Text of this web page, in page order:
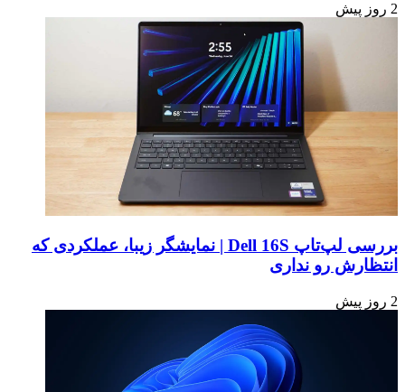
2 روز پیش
بررسی لپ‌تاپ Dell 16S | نمایشگر زیبا، عملکردی که
انتظارش رو نداری
2 روز پیش